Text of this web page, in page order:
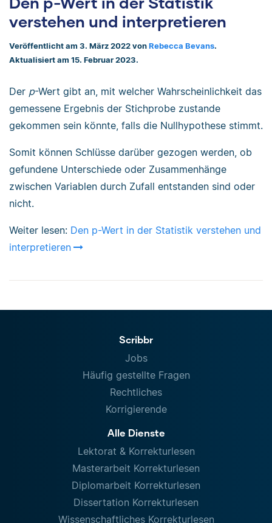
verstehen und interpretieren
Veröffentlicht am 3. März 2022 von Rebecca Bevans.
Aktualisiert am 15. Februar 2023.
Der p-Wert gibt an, mit welcher Wahrscheinlichkeit das
gemessene Ergebnis der Stichprobe zustande
gekommen sein könnte, falls die Nullhypothese stimmt.
Somit können Schlüsse darüber gezogen werden, ob
gefundene Unterschiede oder Zusammenhänge
zwischen Variablen durch Zufall entstanden sind oder
nicht.
Weiter lesen: Den p-Wert in der Statistik verstehen und
interpretieren
Scribbr
Jobs
Häufig gestellte Fragen
Rechtliches
Korrigierende
Alle Dienste
Lektorat & Korrekturlesen
Masterarbeit Korrekturlesen
Diplomarbeit Korrekturlesen
Dissertation Korrekturlesen
Wissenschaftliches Korrekturlesen